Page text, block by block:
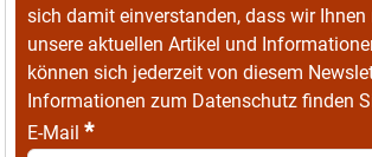
sich damit einverstanden, dass wir
unsere aktuellen Artikel und
können sich jederzeit von diesem
Informationen zum Datenschutz finden
E-Mail *